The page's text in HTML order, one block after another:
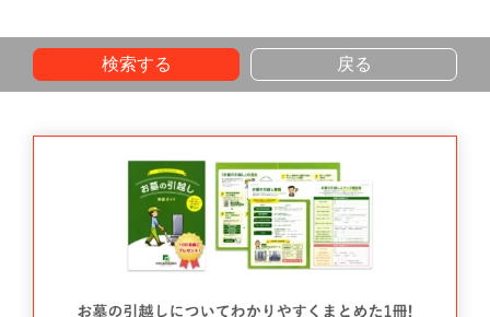
検索する 戻る